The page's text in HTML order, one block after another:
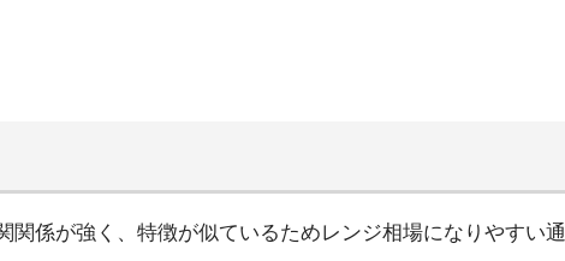
関係が強く、特徴が似ているためレンジ相場になりやすい通